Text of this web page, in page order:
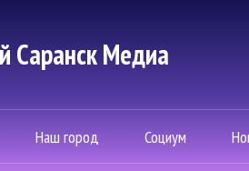
Саранск Mедиа
Наш город Социум